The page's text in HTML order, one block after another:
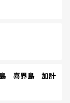
喜界島 加計